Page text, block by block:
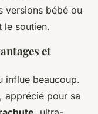
versions bébé ou
le soutien.
et
influe beaucoup.
apprécié pour sa